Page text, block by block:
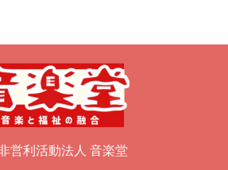
営利活動法人 音楽堂